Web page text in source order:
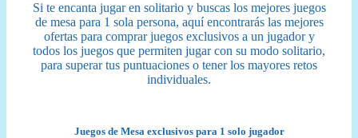
Si te encanta jugar en solitario y buscas los mejores juegos
de mesa para 1 sola persona, aquí encontrarás las mejores
ofertas para comprar juegos exclusivos a un jugador y
todos los juegos que permiten jugar con su modo solitario,
para superar tus puntuaciones o tener los mayores retos
individuales.
Juegos de Mesa exclusivos para 1 solo jugador